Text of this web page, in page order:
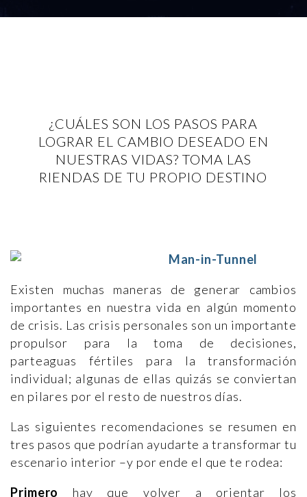
¿CUÁLES SON LOS PASOS PARA
LOGRAR EL CAMBIO DESEADO EN
NUESTRAS VIDAS? TOMA LAS
RIENDAS DE TU PROPIO DESTINO
Existen muchas maneras de generar cambios
importantes en nuestra vida en algún momento
de crisis. Las crisis personales son un importante
propulsor para la toma de decisiones,
parteaguas fértiles para la transformación
individual; algunas de ellas quizás se conviertan
en pilares por el resto de nuestros días.
Las siguientes recomendaciones se resumen en
tres pasos que podrían ayudarte a transformar tu
escenario interior –y por ende el que te rodea:
Primero
hay que volver a orientar los